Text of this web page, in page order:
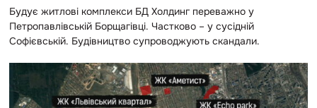
Будує житлові комплекси БД Холдинг переважно у
Петропавлівській Борщагівці. Частково – у сусідній
Софієвській. Будівництво супроводжують скандали.